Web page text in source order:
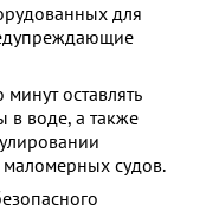
для
оставлять
в воде, а также
судов.